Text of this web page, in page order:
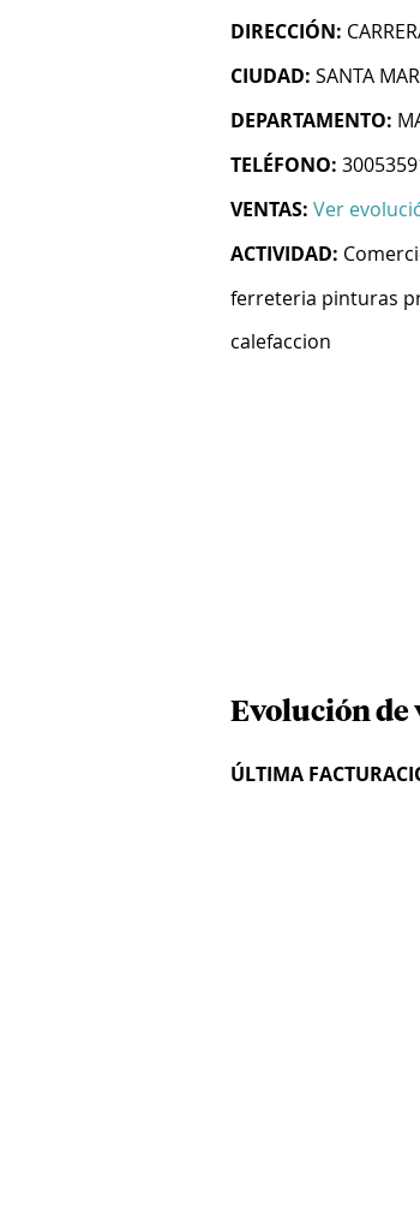
DIRECCIÓN:
CIUDAD: SANTA
DEPARTAMENTO:
TELÉFONO:
VENTAS: Ver
ACTIVIDAD:
ferreteria pinturas
calefaccion
Evolución de
ÚLTIMA